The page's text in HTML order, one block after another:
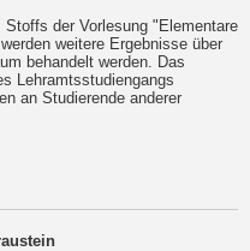
der Vorlesung "Elementare
weitere Ergebnisse über
behandelt werden. Das
Lehramtsstudiengangs
an Studierende anderer